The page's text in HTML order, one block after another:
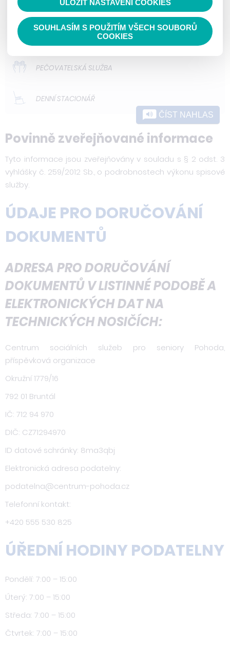
ODLEHČOVACÍ SLUŽBY
DOMOVY PRO OSOBY SE ZDRAVOTNÍM
PEČOVATELSKÁ SLUŽBA
DENNÍ STACIONÁŘ
ČÍST NAHLAS
Povinně zveřejňované informace
Tyto informace jsou zveřejňovány v souladu s § 2 odst. 3
vyhlášky č. 259/2012 Sb., o podrobnostech výkonu spisové
služby.
ÚDAJE PRO DORUČOVÁNÍ
DOKUMENTŮ
ADRESA PRO DORUČOVÁNÍ
DOKUMENTŮ V LISTINNÉ PODOBĚ A
ELEKTRONICKÝCH DAT NA
TECHNICKÝCH NOSIČÍCH:
Centrum sociálních služeb pro seniory Pohoda,
příspěvková organizace
Okružní 1779/16
792 01 Bruntál
IČ: 712 94 970
DIČ: CZ71294970
ID datové schránky: 8ma3qbj
Elektronická adresa podatelny:
podatelna@centrum-pohoda.cz
Telefonní kontakt:
+420 555 530 825
ÚŘEDNÍ HODINY PODATELNY
Pondělí: 7:00 – 15:00
Úterý: 7:00 – 15:00
Středa: 7:00 – 15:00
Čtvrtek: 7:00 – 15:00
ULOŽIT NASTAVENÍ COOKIES
SOUHLASÍM S POUŽITÍM VŠECH SOUBORŮ
COOKIES